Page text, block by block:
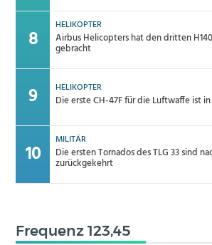
HELIKOPTER
Airbus Helicopters hat den dritten
gebracht
HELIKOPTER
Die erste CH-47F für die Luftwaffe ist
MILITÄR
Die ersten Tornados des TLG 33 sind
zurückgekehrt
Frequenz 123,45